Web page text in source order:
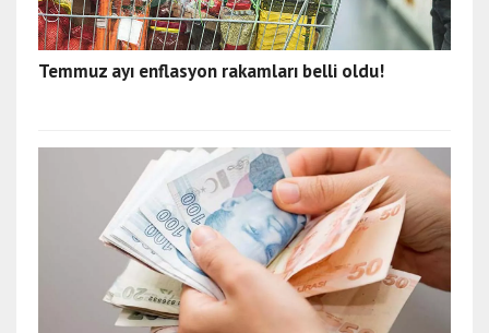
Temmuz ayı enflasyon rakamları belli oldu!